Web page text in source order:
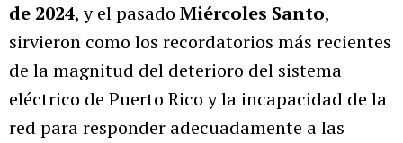
de 2024, y el pasado Miércoles Santo,
sirvieron como los recordatorios más recientes
de la magnitud del deterioro del sistema
eléctrico de Puerto Rico y la incapacidad de la
red para responder adecuadamente a las